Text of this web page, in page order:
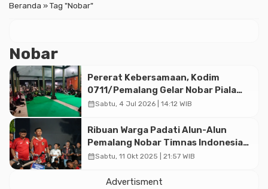
Beranda »Tag "Nobar"
Nobar
Pererat Kebersamaan, Kodim
0711/Pemalang Gelar Nobar Piala
Dunia 2026 Bareng Warga
calendar_monthSabtu, 4 Jul 2026 | 14:12 WIB
Ribuan Warga Padati Alun-Alun
Pemalang Nobar Timnas Indonesia
vs Arab Saudi
calendar_monthSabtu, 11 Okt 2025 | 21:57 WIB
Advertisment